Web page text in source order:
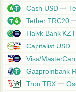
Cash USD
Tether TRC20
Halyk Bank KZT
Capitalist USD
Visa/
Gazprombank
Tron TRX